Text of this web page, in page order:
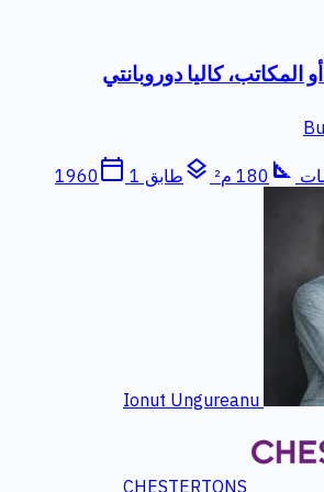
كاليا دوروبانتي
square_foot 180 م² layers طابق 1 calendar_today
1960
Ionut Ungureanu
CHESTERTONS